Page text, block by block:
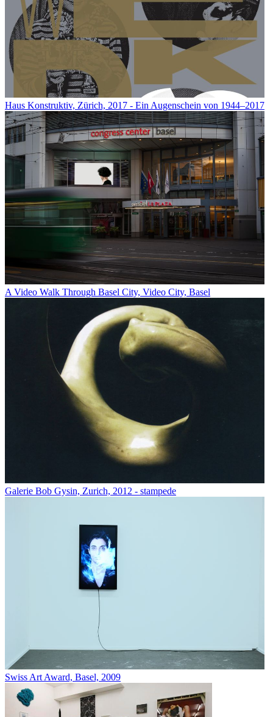
Haus Konstruktiv, Zürich, 2017 - Ein Augenschein von 1944–2017
A Video Walk Through Basel City, Video City, Basel
Galerie Bob Gysin, Zurich, 2012 - stampede
Swiss Art Award, Basel, 2009